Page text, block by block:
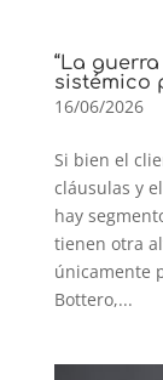
“La
sistémico
16/06/2026
Si bien el
cláusulas y
hay
tienen otra
únicamente
Bottero,...